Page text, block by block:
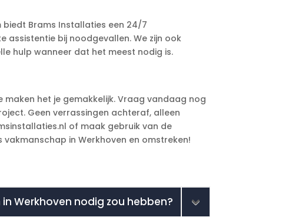
Brams Installaties een 24/7
assistentie bij noodgevallen. We zijn ook
hulp wanneer dat het meest nodig is.
maken het je gemakkelijk. Vraag vandaag nog
Geen verrassingen achteraf, alleen
of maak gebruik van de
vakmanschap in Werkhoven en omstreken!
Werkhoven nodig zou hebben?